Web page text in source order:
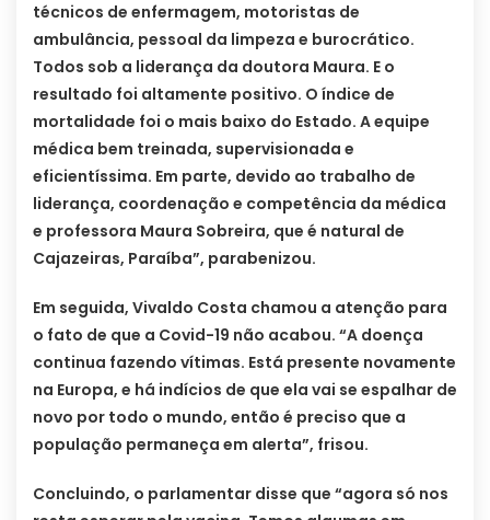
técnicos de enfermagem, motoristas de
ambulância, pessoal da limpeza e burocrático.
Todos sob a liderança da doutora Maura. E o
resultado foi altamente positivo. O índice de
mortalidade foi o mais baixo do Estado. A equipe
médica bem treinada, supervisionada e
eficientíssima. Em parte, devido ao trabalho de
liderança, coordenação e competência da médica
e professora Maura Sobreira, que é natural de
Cajazeiras, Paraíba”, parabenizou.
Em seguida, Vivaldo Costa chamou a atenção para
o fato de que a Covid-19 não acabou. “A doença
continua fazendo vítimas. Está presente novamente
na Europa, e há indícios de que ela vai se espalhar de
novo por todo o mundo, então é preciso que a
população permaneça em alerta”, frisou.
Concluindo, o parlamentar disse que “agora só nos